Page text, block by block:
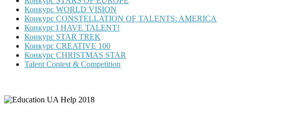
Конкурс WORLD VISION
Конкурс CONSTELLATION OF TALENTS: AMERICA
Конкурс I HAVE TALENT!
Конкурс STAR TREK
Конкурс CREATIVE 100
Конкурс CHRISTMAS STAR
Talent Contest & Competition